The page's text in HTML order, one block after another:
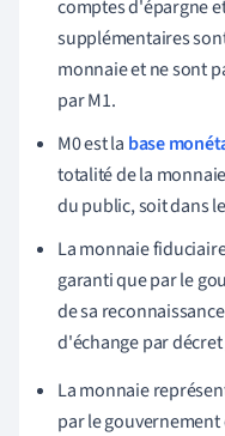
comptes d'épargne
supplémentaires
monnaie et ne sont
par M1.
M0 est la base
totalité de la
du public, soit dans
La monnaie
garanti que par le
de sa
d'échange par
La monnaie
par le